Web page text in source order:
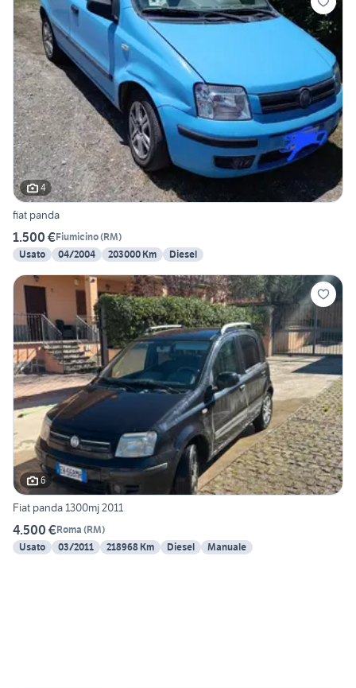
4
fiat panda
1.500 €Fiumicino(RM)
Usato
04/2004 203000 Km Diesel
6
Fiat panda 1300mj 2011
4.500 €Roma (RM)
Usato
03/2011 218968 Km Diesel Manuale